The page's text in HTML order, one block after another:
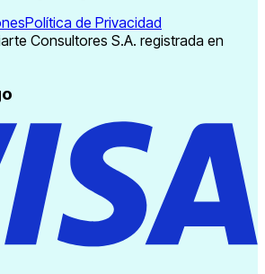
Política de Privacidad
Consultores S.A. registrada en